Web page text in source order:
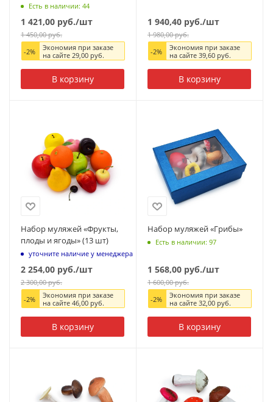
Есть в наличии: 44
1 421,00 руб./шт
1 450,00руб.
-2%
Экономия при заказе
на сайте 29,00руб.
В корзину
1 940,40 руб./шт
1 980,00руб.
-2%
Экономия при заказе
на сайте 39,60руб.
В корзину
Набор муляжей «Фрукты,
плоды и ягоды» (13 шт)
уточните наличие у менеджера
2 254,00 руб./шт
2 300,00руб.
-2%
Экономия при заказе
на сайте 46,00руб.
В корзину
Набор муляжей «Грибы»
Есть в наличии: 97
1 568,00 руб./шт
1 600,00руб.
-2%
Экономия при заказе
на сайте 32,00руб.
В корзину